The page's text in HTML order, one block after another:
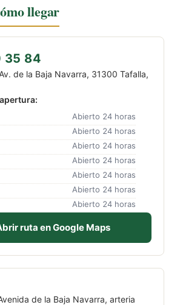
llegar
35 84
de la Baja Navarra, 31300 Tafalla,
Abierto 24 horas
Abierto 24 horas
Abierto 24 horas
Abierto 24 horas
Abierto 24 horas
Abierto 24 horas
Abierto 24 horas
ruta en Google Maps
de la Baja Navarra, arteria